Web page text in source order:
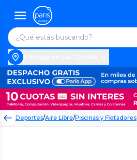
Deportes/Aire Libre/Piscinas y Flotadores